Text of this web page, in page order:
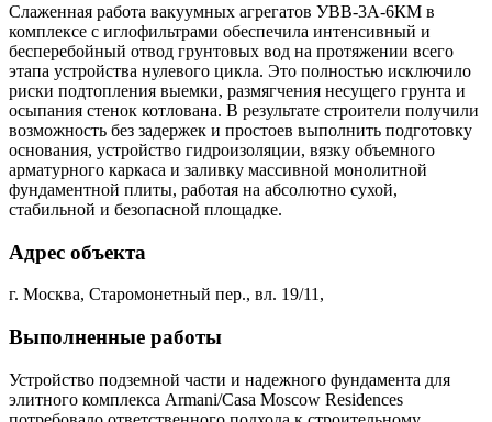
Слаженная работа вакуумных агрегатов УВВ-3А-6КМ в
комплексе с иглофильтрами обеспечила интенсивный и
бесперебойный отвод грунтовых вод на протяжении всего
этапа устройства нулевого цикла. Это полностью исключило
риски подтопления выемки, размягчения несущего грунта и
осыпания стенок котлована. В результате строители получили
возможность без задержек и простоев выполнить подготовку
основания, устройство гидроизоляции, вязку объемного
арматурного каркаса и заливку массивной монолитной
фундаментной плиты, работая на абсолютно сухой,
стабильной и безопасной площадке.
Адрес объекта
г. Москва, Старомонетный пер., вл. 19/11,
Выполненные работы
Устройство подземной части и надежного фундамента для
элитного комплекса Armani/Casa Moscow Residences